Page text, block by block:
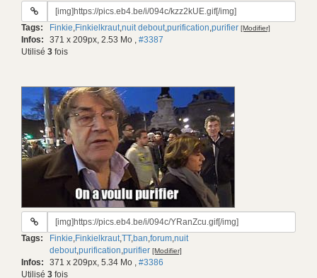
URL
gif:
Tags: Finkie,Finkielkraut,nuit debout,purification,purifier [Modifier]
Infos: 371 x 209px, 2.53 Mo , #3387
Utilisé 3 fois
URL
gif:
Tags: Finkie,Finkielkraut,TT,ban,forum,nuit
debout,purification,purifier [Modifier]
Infos: 371 x 209px, 5.34 Mo , #3386
Utilisé 3 fois